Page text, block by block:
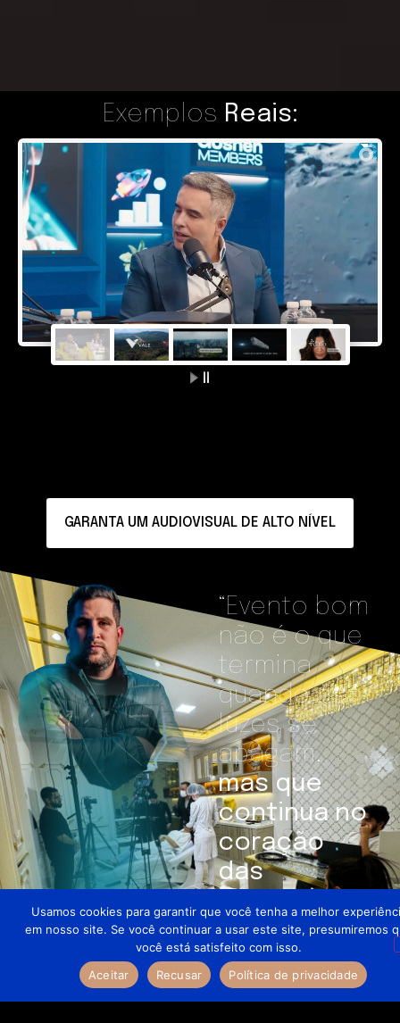
Exemplos Reais:
GARANTA UM AUDIOVISUAL DE ALTO NÍVEL
“Evento bom
não é o que
termina
quando as
luzes se
apagam,
mas que
continua no
coração
das
pessoas.
DIEGO RIZZO
CEO RIZZO PRODUTORA
Usamos cookies para garantir que você tenha a melhor
em nosso site. Se você continuar a usar este site, presumiremos
você está satisfeito com isso.
Aceitar
Recusar Política de privacidade